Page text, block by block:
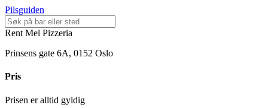
Pilsguiden
Rent Mel Pizzeria
Prinsens gate 6A, 0152 Oslo
Pris
Prisen er alltid gyldig